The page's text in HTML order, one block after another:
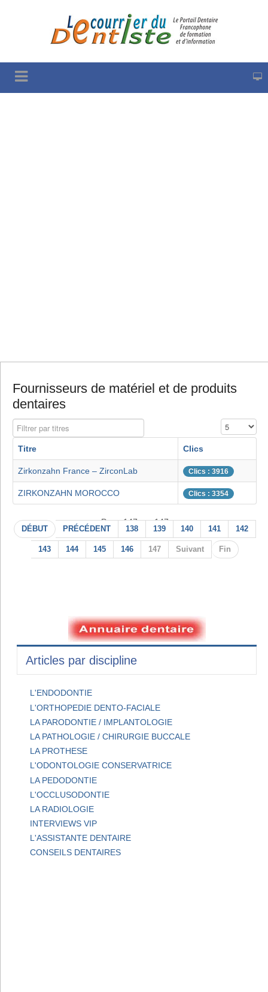
Fournisseurs de matériel et de produits
dentaires
Filtrer par titres Affichage #
Titre Clics
Zirkonzahn France – ZirconLab Clics : 3916
ZIRKONZAHN MOROCCO Clics : 3354
Page 147 sur 147
DÉBUT PRÉCÉDENT 138 139 140 141 142
143 144 145 146 147 Suivant Fin
Articles par discipline
L'ENDODONTIE
L'ORTHOPEDIE DENTO-FACIALE
LA PARODONTIE / IMPLANTOLOGIE
LA PATHOLOGIE / CHIRURGIE BUCCALE
LA PROTHESE
L'ODONTOLOGIE CONSERVATRICE
LA PEDODONTIE
L'OCCLUSODONTIE
LA RADIOLOGIE
INTERVIEWS VIP
L'ASSISTANTE DENTAIRE
CONSEILS DENTAIRES